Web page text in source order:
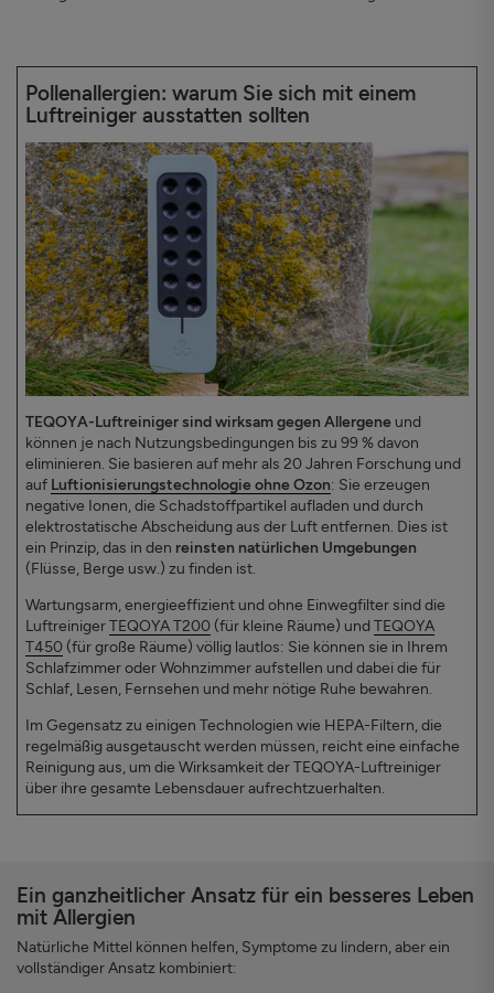
Pollenallergien: warum Sie sich mit einem
Luftreiniger ausstatten sollten
TEQOYA-Luftreiniger sind wirksam gegen Allergene und
können je nach Nutzungsbedingungen bis zu 99 % davon
eliminieren. Sie basieren auf mehr als 20 Jahren Forschung und
auf Luftionisierungstechnologie ohne Ozon: Sie erzeugen
negative Ionen, die Schadstoffpartikel aufladen und durch
elektrostatische Abscheidung aus der Luft entfernen. Dies ist
ein Prinzip, das in den reinsten natürlichen Umgebungen
(Flüsse, Berge usw.) zu finden ist.
Wartungsarm, energieeffizient und ohne Einwegfilter sind die
LuftreinigerTEQOYA T200 (für kleine Räume) und TEQOYA
T450 (für große Räume) völlig lautlos: Sie können sie in Ihrem
Schlafzimmer oder Wohnzimmer aufstellen und dabei die für
Schlaf, Lesen, Fernsehen und mehr nötige Ruhe bewahren.
Im Gegensatz zu einigen Technologien wie HEPA-Filtern, die
regelmäßig ausgetauscht werden müssen, reicht eine einfache
Reinigung aus, um die Wirksamkeit der TEQOYA-Luftreiniger
über ihre gesamte Lebensdauer aufrechtzuerhalten.
Ein ganzheitlicher Ansatz für ein besseres Leben
mit Allergien
Natürliche Mittel können helfen, Symptome zu lindern, aber ein
vollständiger Ansatz kombiniert: